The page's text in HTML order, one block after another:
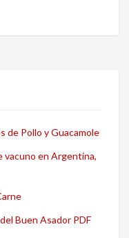
de Pollo y Guacamole
vacuno en Argentina,
Buen Asador PDF